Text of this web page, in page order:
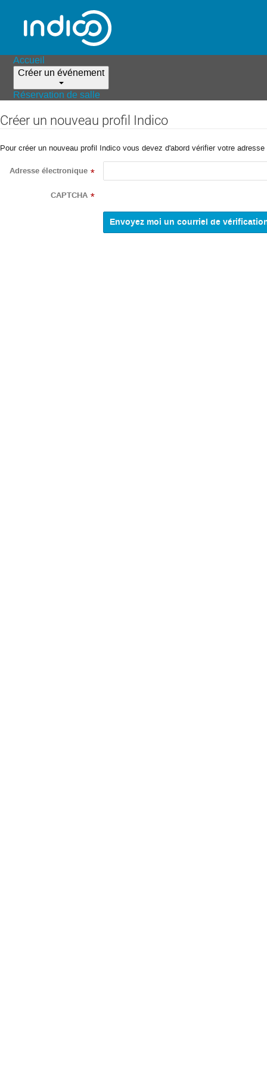
Accueil
Créer un événement
Réservation de salle
Créer un nouveau profil Indico
Pour créer un nouveau profil Indico vous devez d'abord vérifier votre
Adresse électronique *
CAPTCHA *